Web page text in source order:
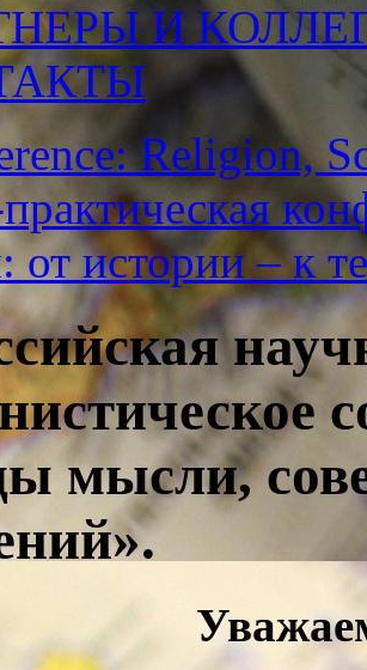
И
Religion,
от истории – к
мысли,